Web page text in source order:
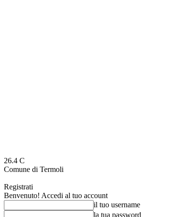
26.4 C
Comune di Termoli
Registrati
Benvenuto! Accedi al tuo account
il tuo username
la tua password